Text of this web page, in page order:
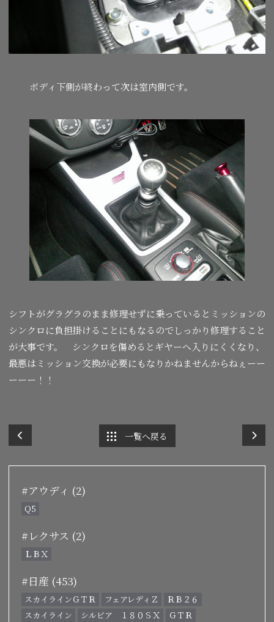
ボディ下側が終わって次は室内側です。
シフトがグラグラのまま修理せずに乗っているとミッションの
シンクロに負担掛けることにもなるのでしっかり修理すること
が大事です。 シンクロを傷めるとギヤーへ入りにくくなり、
最悪はミッション交換が必要にもなりかねませんからねぇーー
ーーー！！
一覧へ戻る
#アウディ (2)
Q5
#レクサス (2)
ＬＢＸ
#日産 (453)
スカイラインＧＴＲ フェアレディＺ
ＲＢ２６
スカイライン
シルビア １８０ＳＸ
ＧＴＲ